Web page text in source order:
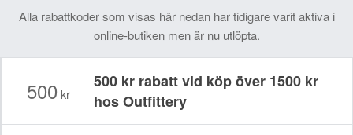
Alla rabattkoder som visas här nedan har tidigare varit aktiva i
online-butiken men är nu utlöpta.
500 kr
500 kr rabatt vid köp över 1500 kr
hos Outfittery